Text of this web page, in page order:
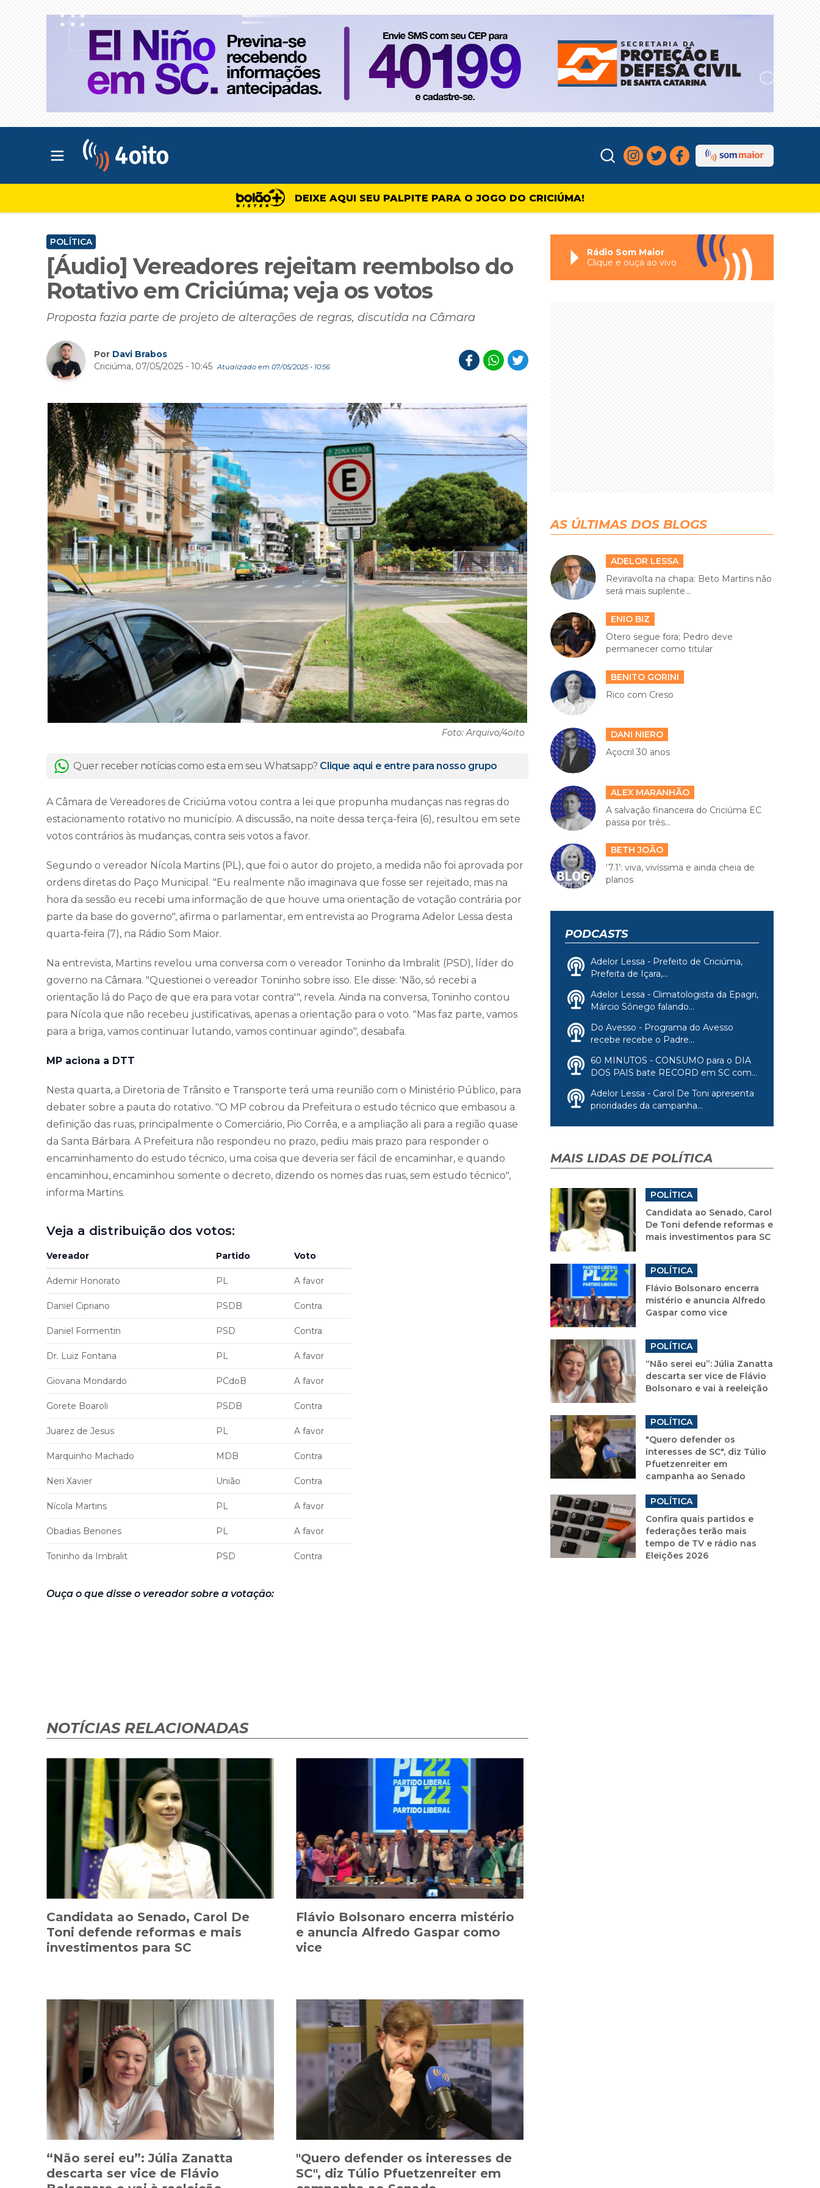
Abrir menu principal
DEIXE AQUI SEU PALPITE PARA O JOGO DO CRICIÚMA!
POLÍTICA
[Áudio] Vereadores rejeitam reembolso do
Rotativo em Criciúma; veja os votos
Proposta fazia parte de projeto de alterações de regras, discutida na Câmara
Por Davi Brabos
Criciúma, 07/05/2025 - 10:45 Atualizado em 07/05/2025 - 10:56
Foto: Arquivo/4oito
Quer receber notícias como esta em seu Whatsapp? Clique aqui e entre para nosso grupo
A Câmara de Vereadores de Criciúma votou contra a lei que propunha mudanças nas regras do
estacionamento rotativo no município. A discussão, na noite dessa terça-feira (6), resultou em sete
votos contrários às mudanças, contra seis votos a favor.
Segundo o vereador Nícola Martins (PL), que foi o autor do projeto, a medida não foi aprovada por
ordens diretas do Paço Municipal. "Eu realmente não imaginava que fosse ser rejeitado, mas na
hora da sessão eu recebi uma informação de que houve uma orientação de votação contrária por
parte da base do governo", afirma o parlamentar, em entrevista ao Programa Adelor Lessa desta
quarta-feira (7), na Rádio Som Maior.
Na entrevista, Martins revelou uma conversa com o vereador Toninho da Imbralit (PSD), líder do
governo na Câmara. "Questionei o vereador Toninho sobre isso. Ele disse: 'Não, só recebi a
orientação lá do Paço de que era para votar contra'", revela. Ainda na conversa, Toninho contou
para Nícola que não recebeu justificativas, apenas a orientação para o voto. "Mas faz parte, vamos
para a briga, vamos continuar lutando, vamos continuar agindo", desabafa.
MP aciona a DTT
Nesta quarta, a Diretoria de Trânsito e Transporte terá uma reunião com o Ministério Público, para
debater sobre a pauta do rotativo. "O MP cobrou da Prefeitura o estudo técnico que embasou a
definição das ruas, principalmente o Comerciário, Pio Corrêa, e a ampliação ali para a região quase
da Santa Bárbara. A Prefeitura não respondeu no prazo, pediu mais prazo para responder o
encaminhamento do estudo técnico, uma coisa que deveria ser fácil de encaminhar, e quando
encaminhou, encaminhou somente o decreto, dizendo os nomes das ruas, sem estudo técnico",
informa Martins.
Veja a distribuição dos votos:
Vereador Partido Voto
Ademir Honorato PL A favor
Daniel Cipriano PSDB Contra
Daniel Formentin PSD Contra
Dr. Luiz Fontana PL A favor
Giovana Mondardo PCdoB A favor
Gorete Boaroli PSDB Contra
Juarez de Jesus PL A favor
Marquinho Machado MDB Contra
Neri Xavier União Contra
Nícola Martins PL A favor
Obadias Benones PL A favor
Toninho da Imbralit PSD Contra
Ouça o que disse o vereador sobre a votação:
NOTÍCIAS RELACIONADAS
Candidata ao Senado, Carol De
Toni defende reformas e mais
investimentos para SC
Flávio Bolsonaro encerra mistério
e anuncia Alfredo Gaspar como
vice
“Não serei eu”: Júlia Zanatta
descarta ser vice de Flávio
"Quero defender os interesses de
SC", diz Túlio Pfuetzenreiter em
Rádio Som Maior
Clique e ouça ao vivo
AS ÚLTIMAS DOS BLOGS
ADELOR LESSA
Reviravolta na chapa: Beto Martins não
será mais suplente...
ENIO BIZ
Otero segue fora; Pedro deve
permanecer como titular
BENITO GORINI
Rico com Creso
DANI NIERO
Açocril 30 anos
ALEX MARANHÃO
A salvação financeira do Criciúma EC
passa por três...
BETH JOÃO
‘7.1’: viva, vivíssima e ainda cheia de
planos
PODCASTS
Adelor Lessa - Prefeito de Criciúma,
Prefeita de Içara,...
Adelor Lessa - Climatologista da Epagri,
Márcio Sônego falando...
Do Avesso - Programa do Avesso
recebe recebe o Padre...
60 MINUTOS - CONSUMO para o DIA
DOS PAIS bate RECORD em SC com...
Adelor Lessa - Carol De Toni apresenta
prioridades da campanha...
MAIS LIDAS DE POLÍTICA
POLÍTICA
Candidata ao Senado, Carol
De Toni defende reformas e
mais investimentos para SC
POLÍTICA
Flávio Bolsonaro encerra
mistério e anuncia Alfredo
Gaspar como vice
POLÍTICA
“Não serei eu”: Júlia Zanatta
descarta ser vice de Flávio
Bolsonaro e vai à reeleição
POLÍTICA
"Quero defender os
interesses de SC", diz Túlio
Pfuetzenreiter em
campanha ao Senado
POLÍTICA
Confira quais partidos e
federações terão mais
tempo de TV e rádio nas
Eleições 2026